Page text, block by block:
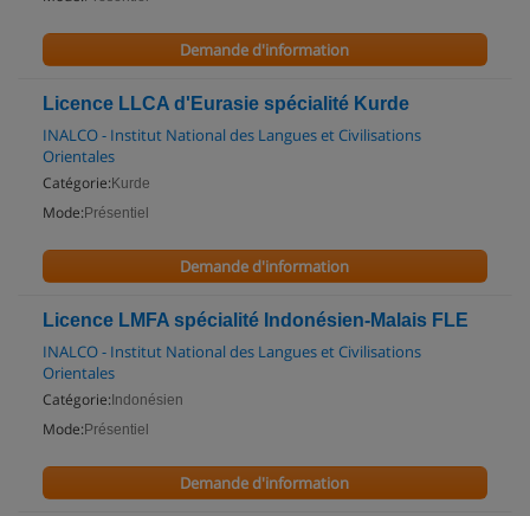
Demande d'information
Licence LLCA d'Eurasie spécialité Kurde
INALCO - Institut National des Langues et Civilisations
Orientales
Catégorie: Kurde
Mode: Présentiel
Demande d'information
Licence LMFA spécialité Indonésien-Malais FLE
INALCO - Institut National des Langues et Civilisations
Orientales
Catégorie: Indonésien
Mode: Présentiel
Demande d'information